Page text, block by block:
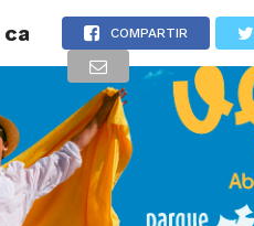
de 8.000 euros
COMPARTIR